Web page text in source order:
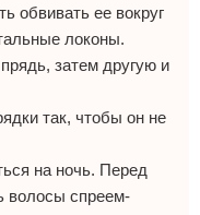
обвивать ее вокруг
локоны.
затем другую и
так, чтобы он не
на ночь. Перед
волосы спреем-